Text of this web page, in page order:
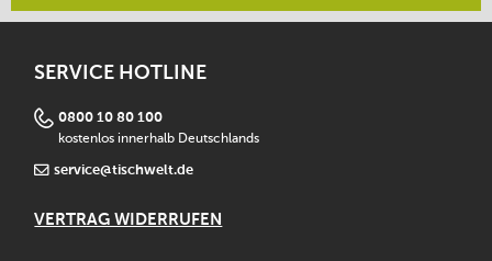
SERVICE HOTLINE
0800 10 80 100
kostenlos innerhalb Deutschlands
service@tischwelt.de
VERTRAG WIDERRUFEN